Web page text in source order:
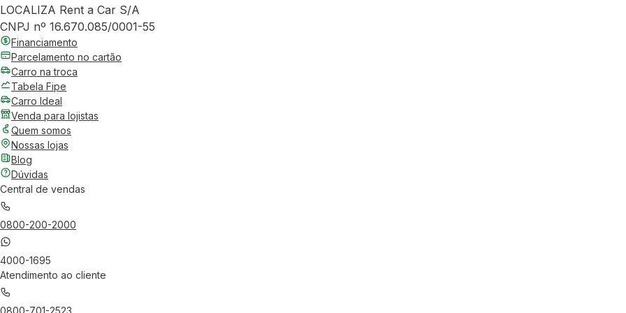
LOCALIZA Rent a Car S/A
CNPJ nº 16.670.085/0001-55
Financiamento
Parcelamento no cartão
Carro na troca
Tabela Fipe
Carro Ideal
Venda para lojistas
Quem somos
Nossas lojas
Blog
Dúvidas
Central de vendas
0800-200-2000
4000-1695
Atendimento ao cliente
0800-701-2523